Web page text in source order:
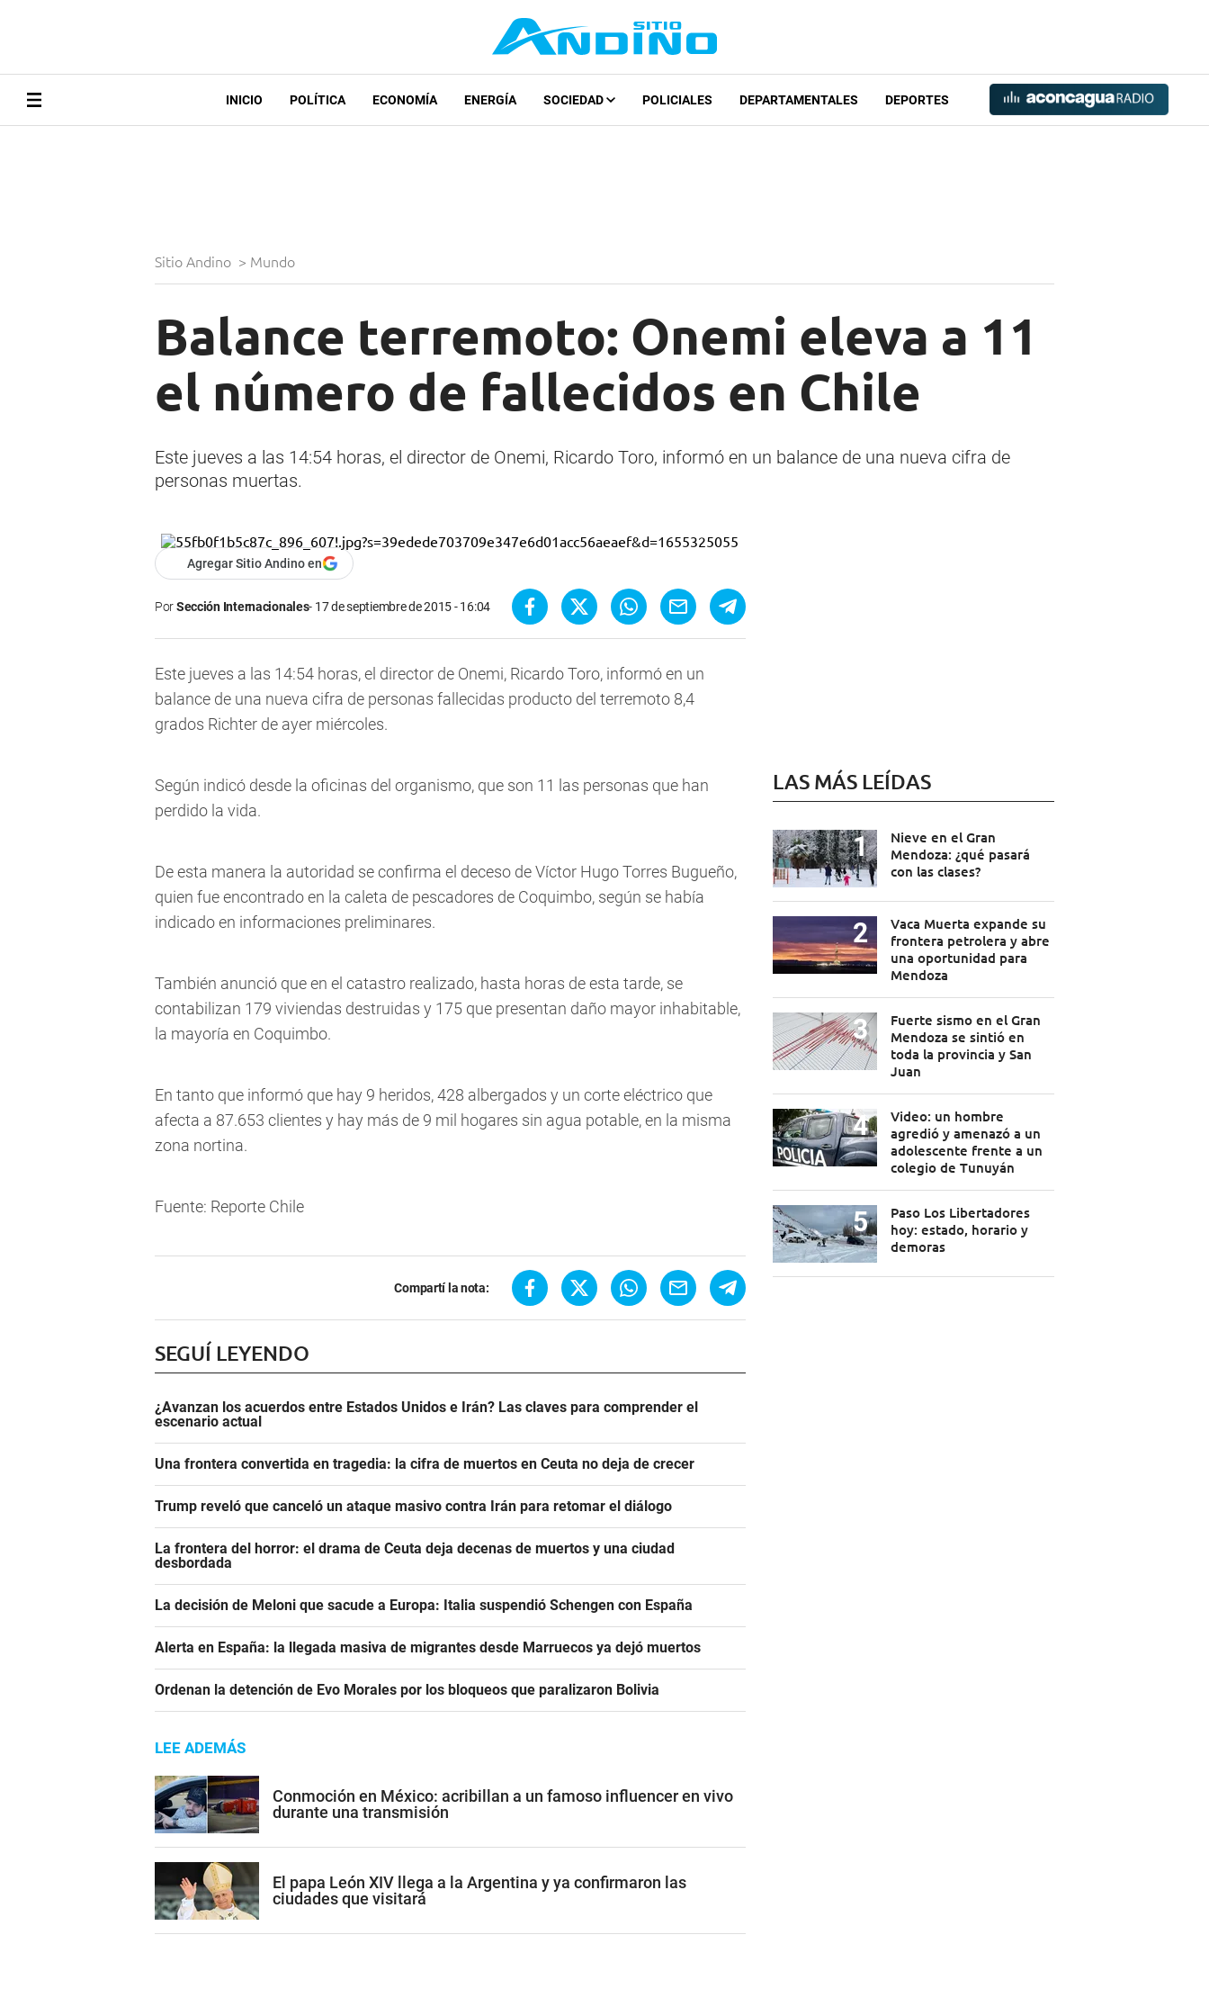
INICIO POLÍTICA ECONOMÍA ENERGÍA SOCIEDAD POLICIALES DEPARTAMENTALES DEPORTES
Sitio Andino > Mundo
Balance terremoto: Onemi eleva a 11
el número de fallecidos en Chile
Este jueves a las 14:54 horas, el director de Onemi, Ricardo Toro, informó en un balance de una nueva cifra de
personas muertas.
Agregar Sitio Andino en
PorSección Internacionales 17 de septiembre de 2015 - 16:04
Este jueves a las 14:54 horas, el director de Onemi, Ricardo Toro, informó en un
balance de una nueva cifra de personas fallecidas producto del terremoto 8,4
grados Richter de ayer miércoles.
Según indicó desde la oficinas del organismo, que son 11 las personas que han
perdido la vida.
De esta manera la autoridad se confirma el deceso de Víctor Hugo Torres Bugueño,
quien fue encontrado en la caleta de pescadores de Coquimbo, según se había
indicado en informaciones preliminares.
También anunció que en el catastro realizado, hasta horas de esta tarde, se
contabilizan 179 viviendas destruidas y 175 que presentan daño mayor inhabitable,
la mayoría en Coquimbo.
En tanto que informó que hay 9 heridos, 428 albergados y un corte eléctrico que
afecta a 87.653 clientes y hay más de 9 mil hogares sin agua potable, en la misma
zona nortina.
Fuente: Reporte Chile
Compartí la nota:
SEGUÍ LEYENDO
¿Avanzan los acuerdos entre Estados Unidos e Irán? Las claves para comprender el
escenario actual
Una frontera convertida en tragedia: la cifra de muertos en Ceuta no deja de crecer
Trump reveló que canceló un ataque masivo contra Irán para retomar el diálogo
La frontera del horror: el drama de Ceuta deja decenas de muertos y una ciudad
desbordada
La decisión de Meloni que sacude a Europa: Italia suspendió Schengen con España
Alerta en España: la llegada masiva de migrantes desde Marruecos ya dejó muertos
Ordenan la detención de Evo Morales por los bloqueos que paralizaron Bolivia
LEE ADEMÁS
Conmoción en México: acribillan a un famoso influencer en vivo
durante una transmisión
El papa León XIV llega a la Argentina y ya confirmaron las
ciudades que visitará
LAS MÁS LEÍDAS
Nieve en el Gran
Mendoza: ¿qué pasará
con las clases?
Vaca Muerta expande su
frontera petrolera y abre
una oportunidad para
Mendoza
Fuerte sismo en el Gran
Mendoza se sintió en
toda la provincia y San
Juan
Video: un hombre
agredió y amenazó a un
adolescente frente a un
colegio de Tunuyán
Paso Los Libertadores
hoy: estado, horario y
demoras